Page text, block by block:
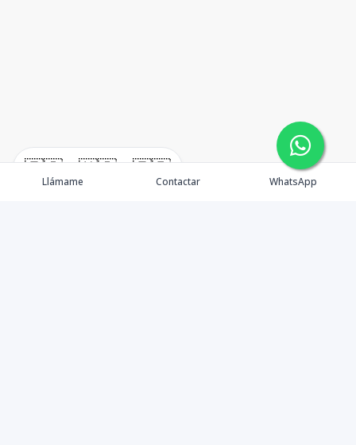
🇪🇸 🇺🇸 🇫🇷
Llámame Contactar WhatsApp